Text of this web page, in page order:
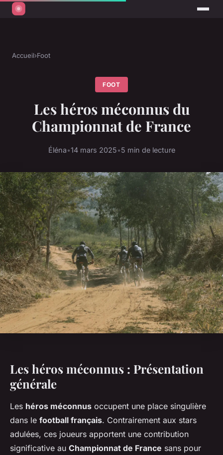
Accueil›Foot
FOOT
Les héros méconnus du
Championnat de France
Éléna•14 mars 2025•5 min de lecture
Les héros méconnus : Présentation
générale
Les héros méconnus occupent une place singulière
dans le football français. Contrairement aux stars
adulées, ces joueurs apportent une contribution
significative au Championnat de France sans pour